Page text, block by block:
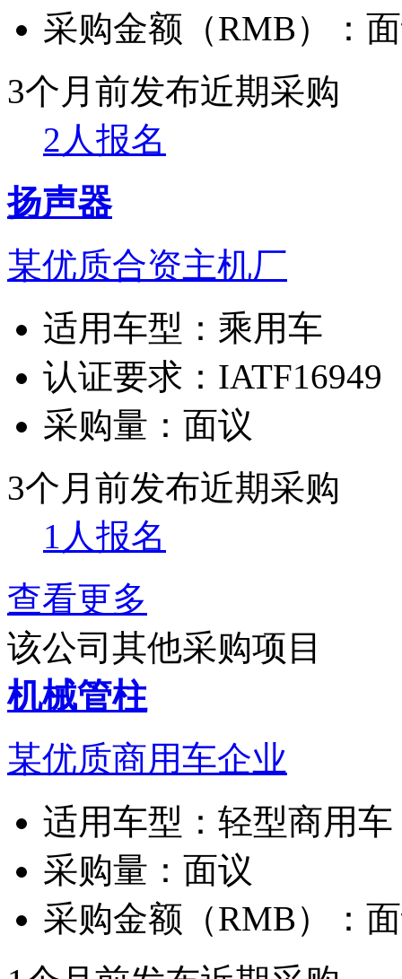
采购金额（RMB）：
3个月前发布近期采购
2人报名
扬声器
某优质合资主机厂
适用车型： 乘用车
认证要求： IATF16949
采购量： 面议
3个月前发布近期采购
1人报名
查看更多
该公司其他采购项目
机械管柱
某优质商用车企业
适用车型： 轻型商用车
采购量： 面议
采购金额（RMB）：